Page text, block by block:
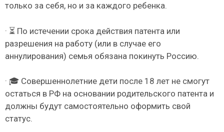
только за себя, но и за каждого ребенка.
· ⏳ По истечении срока действия патента или
разрешения на работу (или в случае его
аннулирования) семья обязана покинуть Россию.
· 🎓 Совершеннолетние дети после 18 лет не смогут
остаться в РФ на основании родительского патента и
должны будут самостоятельно оформить свой
статус.